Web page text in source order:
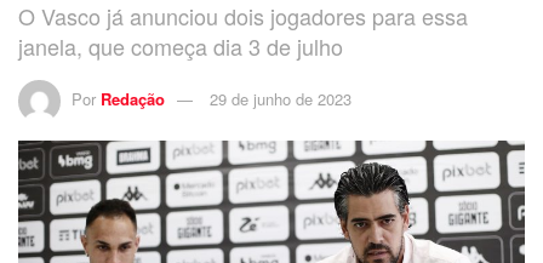
O Vasco já anunciou dois jogadores para essa
janela, que começa dia 3 de julho
Por Redação 29 de junho de 2023